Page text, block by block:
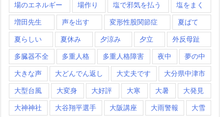
場のエネルギー 場作り 塩で邪気を払う 塩をまく
増田先生 声を出す 変形性股関節症 夏ばて
夏らしい 夏休み 夕涼み 夕立 外反母趾
多臓器不全 多重人格 多重人格障害 夜中 夢の中
大きな声 大どんでん返し 大丈夫です 大分県中津市
大型台風 大変身 大好評 大寒 大暑 大発見
大神神社 大谷翔平選手 大阪講座 大雨警報 大雪